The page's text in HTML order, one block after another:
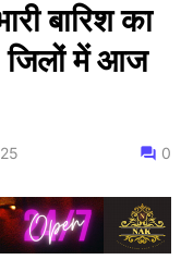
बारिश का
जिलों में आज
0